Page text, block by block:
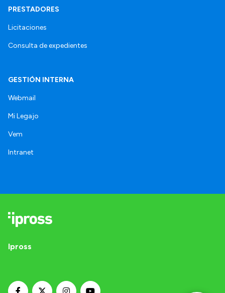
PRESTADORES
Licitaciones
Consulta de expedientes
GESTIÓN INTERNA
Webmail
Mi Legajo
Vem
Intranet
Ipross